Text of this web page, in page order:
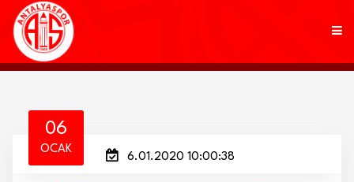
KULÜP06
OCAK
6.01.2020 10:00:38